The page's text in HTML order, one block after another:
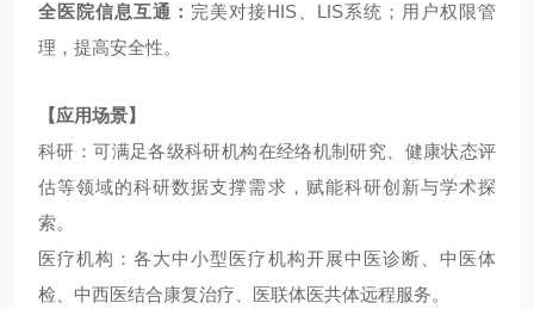
全医院信息互通： 完美对接HIS、LIS系统；用户权限管
理，提高安全性。
【应用场景】
科研：可满足各级科研机构在经络机制研究、健康状态评
估等领域的科研数据支撑需求，赋能科研创新与学术探
索。
医疗机构：各大中小型医疗机构开展中医诊断、中医体
检、中西医结合康复治疗、医联体医共体远程服务。